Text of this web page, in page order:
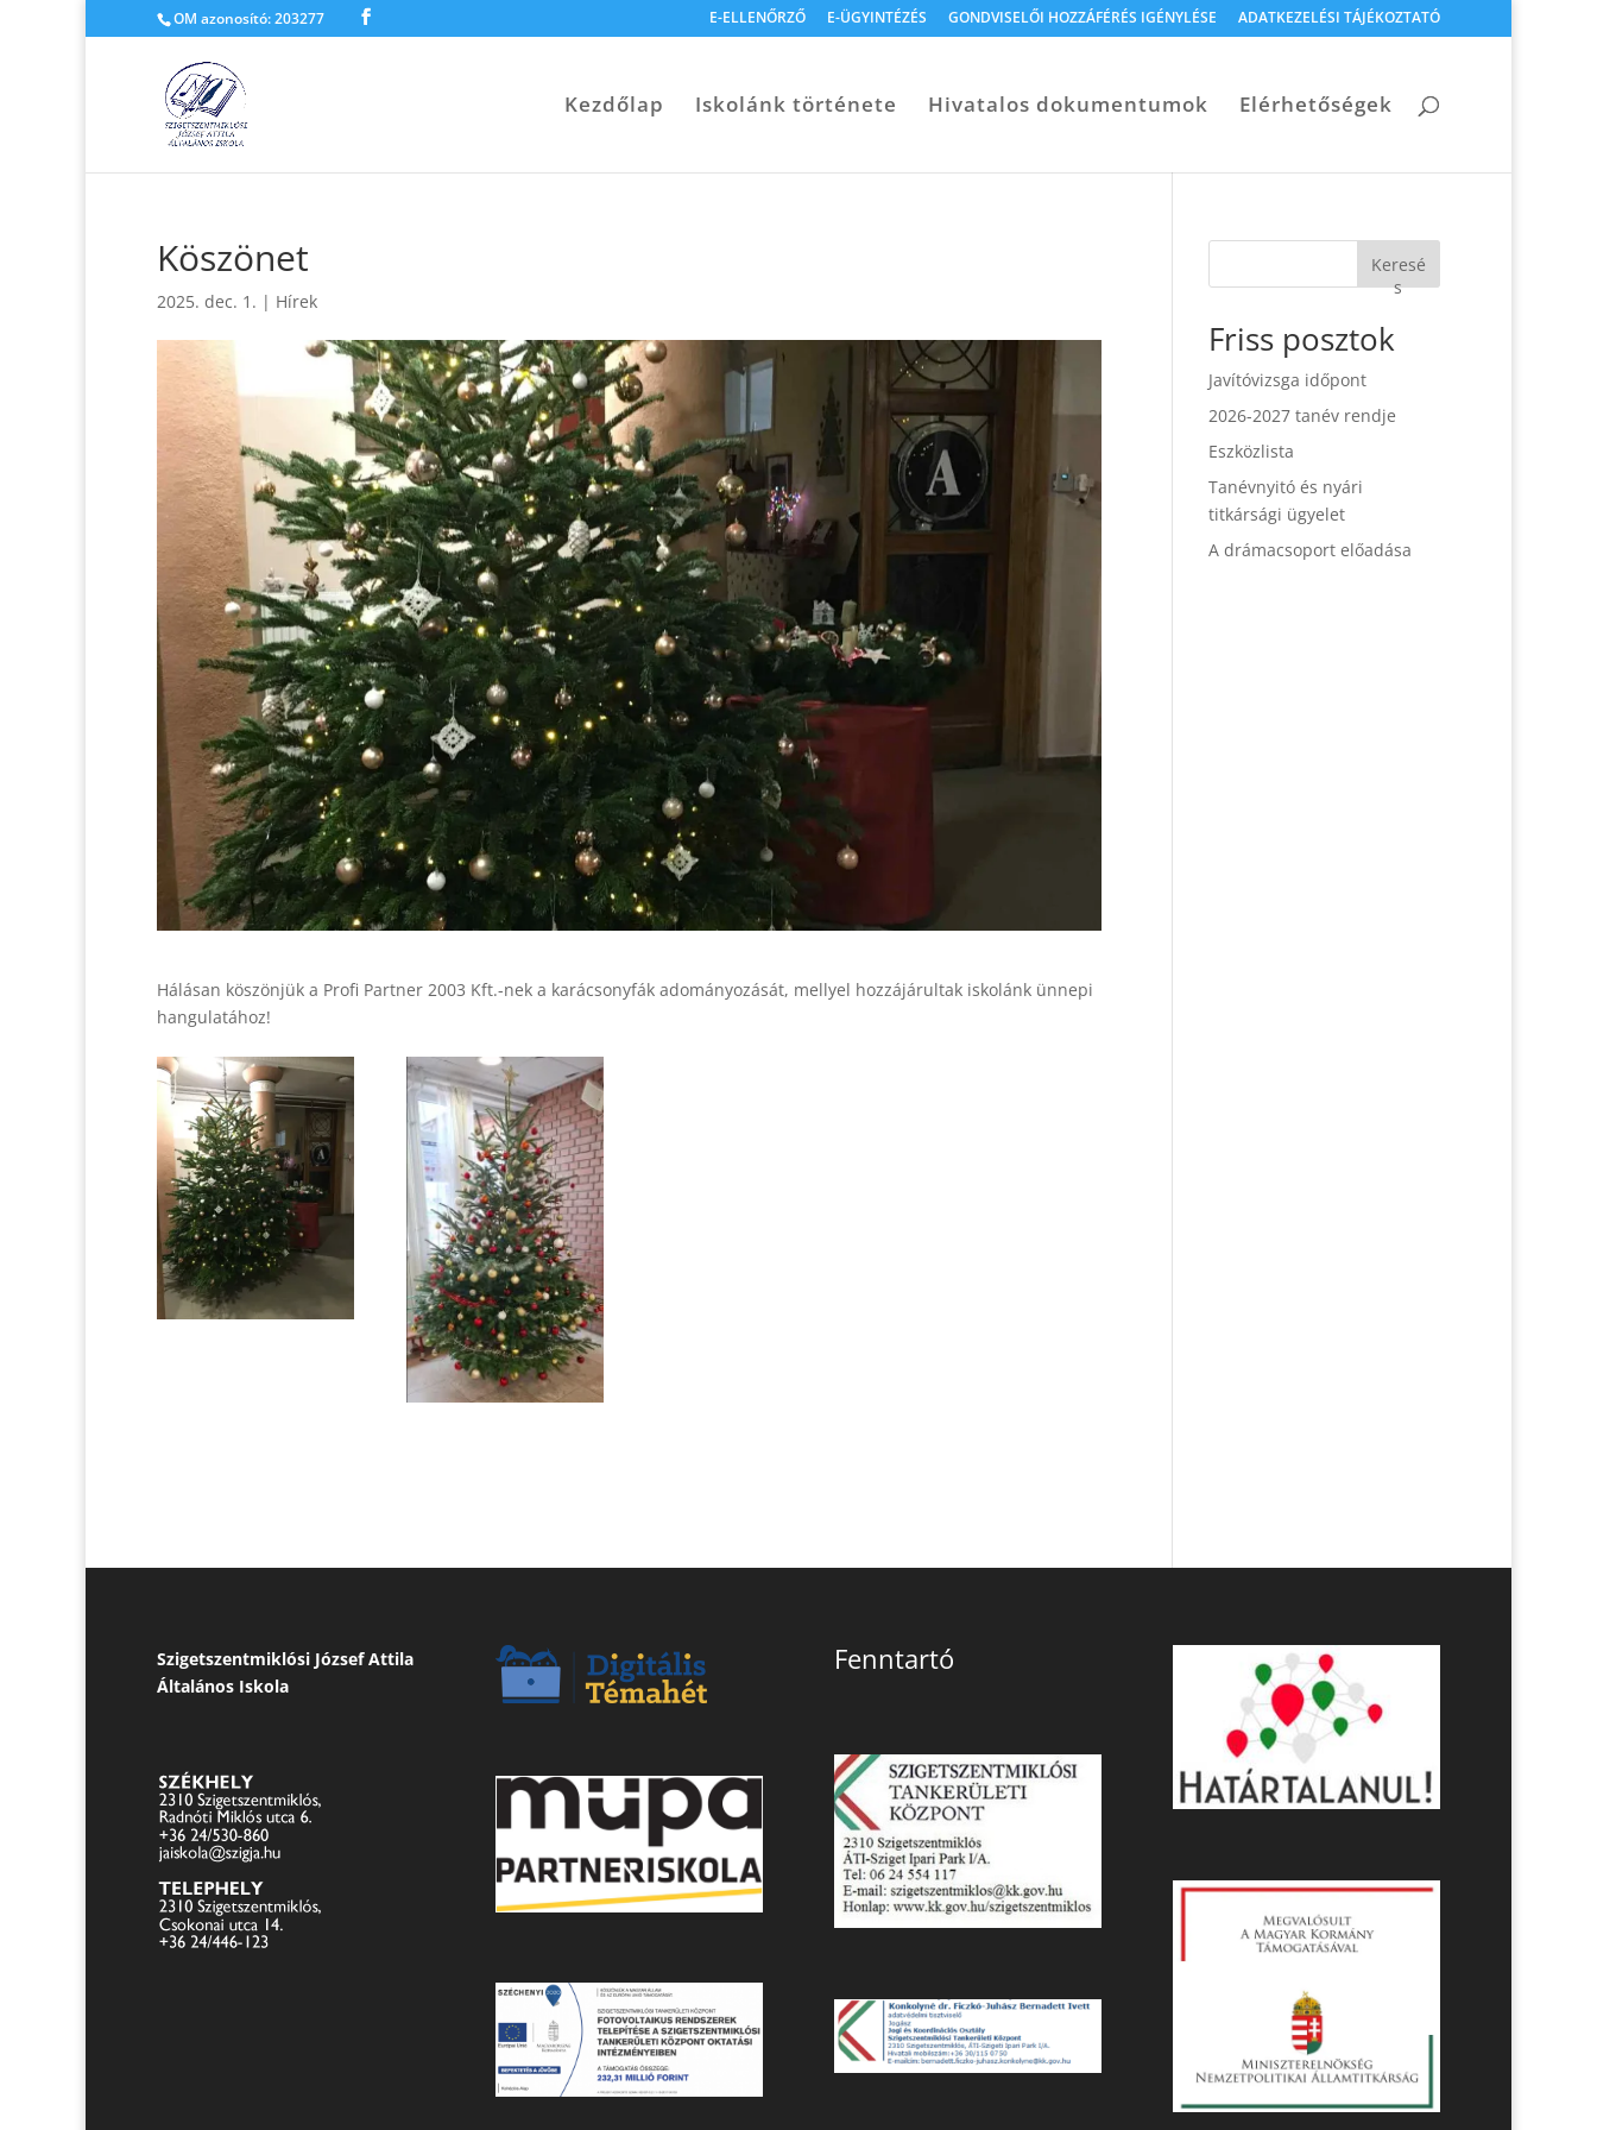
OM azonosító: 203277 E-ELLENŐRZŐ E-ÜGYINTÉZÉS GONDVISELŐI HOZZÁFÉRÉS IGÉNYLÉSE ADATKEZELÉSI TÁJÉKOZTATÓ
Kezdőlap Iskolánk története Hivatalos dokumentumok Elérhetőségek
Köszönet
2025. dec. 1. | Hírek
Hálásan köszönjük a Profi Partner 2003 Kft.-nek a karácsonyfák adományozását, mellyel hozzájárultak iskolánk ünnepi
hangulatához!
Keresé
s
Friss posztok
Javítóvizsga időpont
2026-2027 tanév rendje
Eszközlista
Tanévnyitó és nyári
titkársági ügyelet
A drámacsoport előadása
Szigetszentmiklósi József Attila
Általános Iskola
Fenntartó